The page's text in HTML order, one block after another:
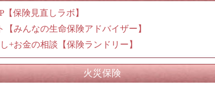
保険見直しラボ】
みんなの生命保険アドバイザー】
+お金の相談【保険ランドリー】
火災保険